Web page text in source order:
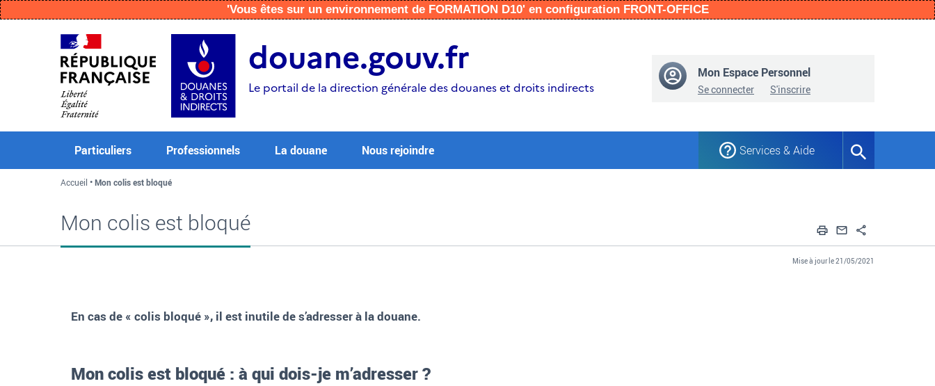
'Vous êtes sur un environnement de FORMATION D10' en configuration FRONT-OFFICE
douane.gouv.fr
Le portail de la direction générale des douanes et droits indirects
Mon Espace Personnel
Se connecter S'inscrire
Particuliers Professionnels La douane Nous rejoindre Services & Aide
Formulaire
Accueil Mon colis est bloqué
Mon colis est bloqué ImprimerEnvoyer par
Mise à jour le 21/05/2021
En cas de « colis bloqué », il est inutile de s’adresser à la douane.
Mon colis est bloqué : à qui dois-je m’adresser?